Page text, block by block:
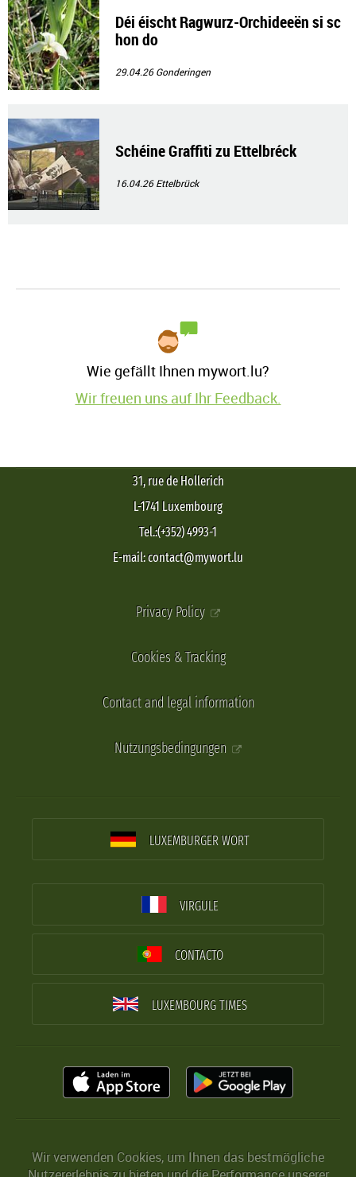
Déi éischt Ragwurz-Orchideeën si sc
hon do
29.04.26Gonderingen
Schéine Graffiti zu Ettelbréck
16.04.26Ettelbrück
Wie gefällt Ihnen mywort.lu?
Wir freuen uns auf Ihr Feedback.
31, rue de Hollerich
L-1741 Luxembourg
Tel.:(+352) 4993-1
E-mail: contact@mywort.lu
Privacy Policy
Cookies & Tracking
Contact and legal information
Nutzungsbedingungen
LUXEMBURGER WORT
VIRGULE
CONTACTO
LUXEMBOURG TIMES
Wir verwenden Cookies, um Ihnen das bestmögliche